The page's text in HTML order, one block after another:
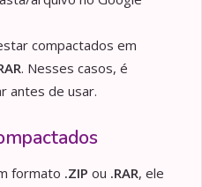
compactados em
. Nesses casos, é
antes de usar.
formato .ZIP ou .RAR, ele